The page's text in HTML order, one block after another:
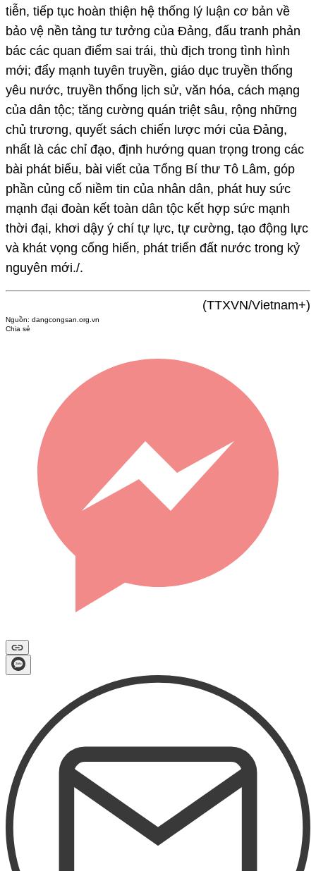
tiễn, tiếp tục hoàn thiện hệ thống lý luận cơ bản về
bảo vệ nền tảng tư tưởng của Đảng, đấu tranh phản
bác các quan điểm sai trái, thù địch trong tình hình
mới; đẩy mạnh tuyên truyền, giáo dục truyền thống
yêu nước, truyền thống lịch sử, văn hóa, cách mạng
của dân tộc; tăng cường quán triệt sâu, rộng những
chủ trương, quyết sách chiến lược mới của Đảng,
nhất là các chỉ đạo, định hướng quan trọng trong các
bài phát biểu, bài viết của Tổng Bí thư Tô Lâm, góp
phần củng cố niềm tin của nhân dân, phát huy sức
mạnh đại đoàn kết toàn dân tộc kết hợp sức mạnh
thời đại, khơi dậy ý chí tự lực, tự cường, tạo động lực
và khát vọng cống hiến, phát triển đất nước trong kỷ
nguyên mới./.
(TTXVN/Vietnam+)
Nguồn: dangcongsan.org.vn
Chia sẻ